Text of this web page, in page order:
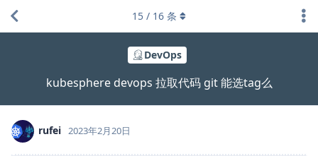
DevOps
kubesphere devops 拉取代码 git 能选tag么
15 / 16 条
rufei 2023年2月20日